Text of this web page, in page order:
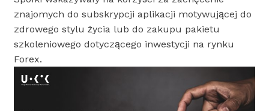
znajomych do subskrypcji aplikacji motywującej do
zdrowego stylu życia lub do zakupu pakietu
szkoleniowego dotyczącego inwestycji na rynku
Forex.